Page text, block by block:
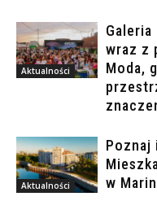
Aktualności
Galeria
wraz z
Moda,
Aktualności
Poznaj
w